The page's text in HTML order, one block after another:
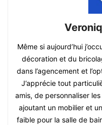
Même si aujourd’hui
décoration et du
dans l’agencement et
J’apprécie tout
amis, de personnaliser
ajoutant un mobilier et
faible pour la salle de